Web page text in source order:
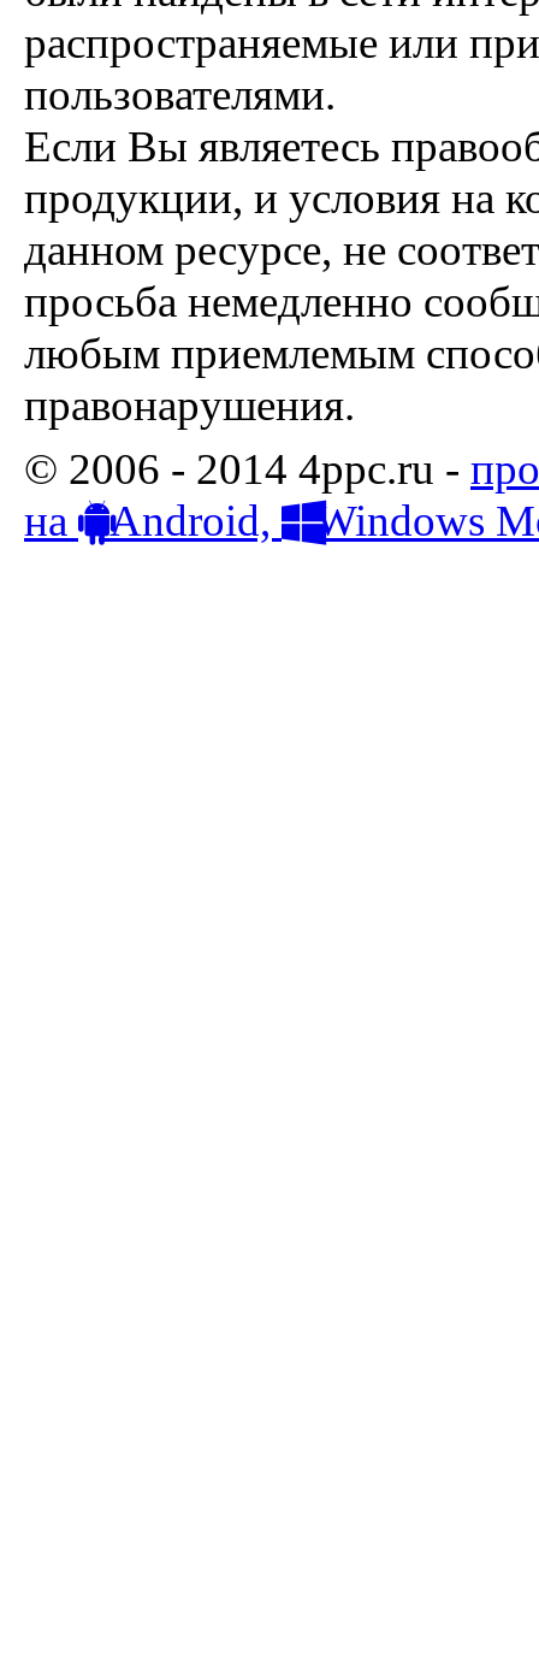
распространяемые или
пользователями.
Если Вы являетесь
продукции, и условия на
данном ресурсе, не
просьба немедленно
любым приемлемым
правонарушения.
© 2006 - 2014 4ppc.ru -
на
Android, Windows